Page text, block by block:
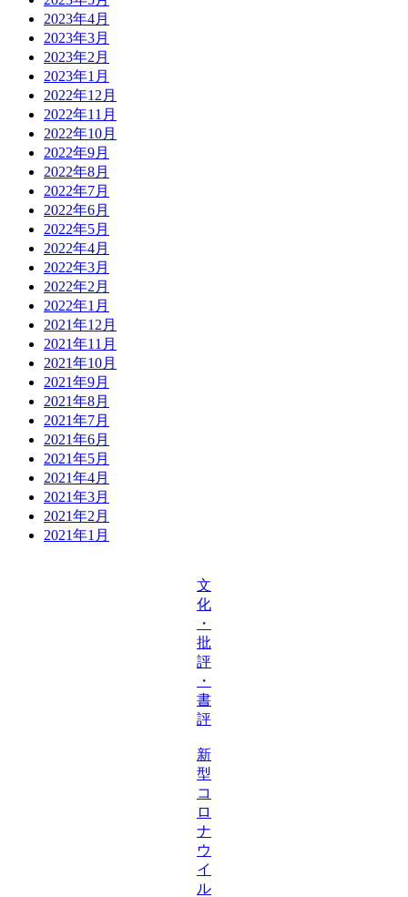
2023年4月
2023年3月
2023年2月
2023年1月
2022年12月
2022年11月
2022年10月
2022年9月
2022年8月
2022年7月
2022年6月
2022年5月
2022年4月
2022年3月
2022年2月
2022年1月
2021年12月
2021年11月
2021年10月
2021年9月
2021年8月
2021年7月
2021年6月
2021年5月
2021年4月
2021年3月
2021年2月
2021年1月
文
化
・
批
評
・
書
評
新
型
コ
ロ
ナ
ウ
イ
ル